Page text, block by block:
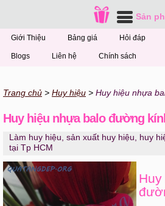
Sản
Giới Thiệu Bảng giá Hỏi đáp
Blogs Liên hệ Chính sách
Trang chủ Huy hiệu Huy hiệu nhựa
Huy hiệu nhựa balo đường
Làm huy hiệu, sản xuất huy hiệu, huy
tại Tp HCM